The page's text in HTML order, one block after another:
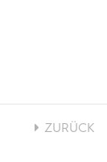
ZURÜCK